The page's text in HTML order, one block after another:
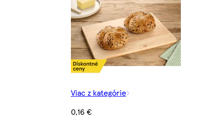
Viac z kategórie
0,16 €